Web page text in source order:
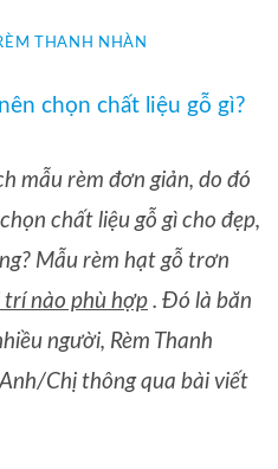
THANH NHÀN
mẫu rèm đơn giản, do đó
chất liệu gỗ gì cho đẹp,
Mẫu rèm hạt gỗ trơn
trí nào phù hợp . Đó là băn
người, Rèm Thanh
Chị thông qua bài viết